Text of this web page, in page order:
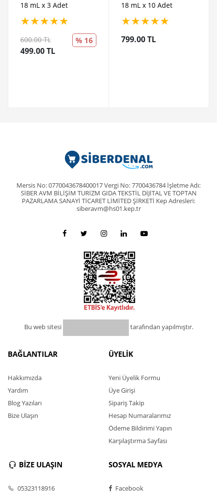
18 mL x 3 Adet
★★★★★
600.00 TL
499.00 TL
% 16
18 mL x 10 Adet
★★★★★
799.00 TL
Mersis No: 0770043678400017 Vergi No: 7700436784 İşletme Adı:
SİBER AVM BİLİŞİM TURİZM GIDA TEKSTİL DİJİTAL VE TOPTAN
PAZARLAMA SANAYİ TİCARET LİMİTED ŞİRKETİ Kep Adresleri:
siberavm@hs01.kep.tr
Bu web sitesi tarafından yapılmıştır.
BAĞLANTILAR
Hakkımızda
Yardım
Blog Yazıları
Bize Ulaşın
ÜYELİK
Yeni Üyelik Formu
Üye Girişi
Sipariş Takip
Hesap Numaralarımız
Ödeme Bildirimi Yapın
Karşılaştırma Sayfası
BİZE ULAŞIN
05323118916
SOSYAL MEDYA
Facebook